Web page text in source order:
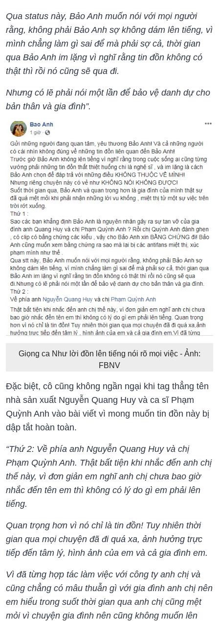
Qua status này, Bảo Anh muốn nói với mọi người
rằng, không phải Bảo Anh sợ không dám lên tiếng, vì
mình chẳng làm gì sai để mà phải sợ cả, thời gian
qua Bảo Anh im lặng vì nghĩ rằng tin đồn không có
thật thì rồi nó cũng sẽ qua đi.
Nhưng có lẽ phải nói một lần để bảo vệ danh dự cho
bản thân và gia đình”.
Giọng ca Như lời đồn lên tiếng nói rõ mọi việc - Ảnh:
FBNV
Đặc biệt, cô cũng không ngần ngại khi tag thẳng tên
nhà sản xuất Nguyễn Quang Huy và ca sĩ Phạm
Quỳnh Anh vào bài viết vì mong muốn tin đồn này bị
dập tắt hoàn toàn.
“Thứ 2: Về phía anh Nguyễn Quang Huy và chị
Phạm Quỳnh Anh. Thật bất tiện khi nhắc đến anh chị
thế này, vì đơn giản em nghĩ anh chị chưa bao giờ
nhắc đến tên em thì không có lý do gì em phải lên
tiếng.
Quan trọng hơn vì nó chỉ là tin đồn! Tuy nhiên thời
gian qua mọi chuyện đã đi quá xa, ảnh hưởng trực
tiếp đến tâm lý, hình ảnh của em và cả gia đình em.
Vì đã từng hợp tác làm việc với công ty anh chị và
cũng chẳng có mâu thuẫn gì với gia đình anh chị nên
em hiểu trong suốt thời gian qua anh chị cũng mệt
mỏi vì chuyện gia đình nên cũng không muốn lên